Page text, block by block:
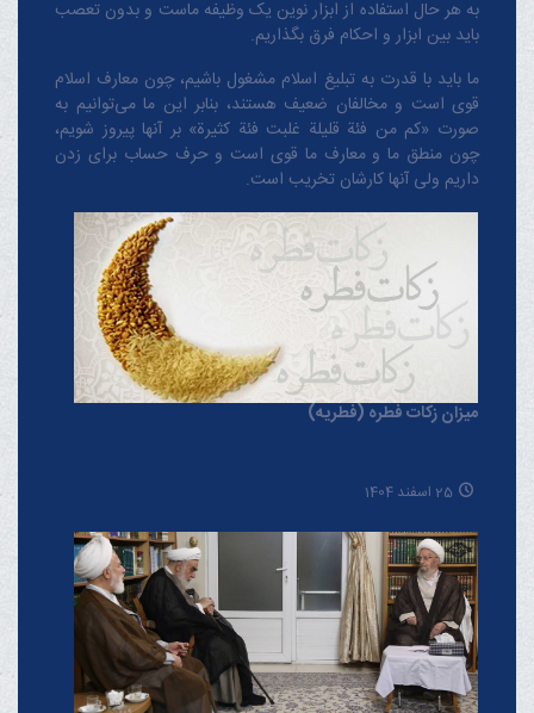
به هر حال استفاده از ابزار نوین یک وظیفه ماست و بدون تعصب
باید بین ابزار و احکام فرق بگذاریم.
ما باید با قدرت به تبلیغ اسلام مشغول باشیم، چون معارف اسلام
قوی است و مخالفان ضعیف هستند، بنابر این ما می‌توانیم به
صورت «کم من فئة قلیلة غلبت فئة کثیرة» بر آنها پیروز شویم،
چون منطق‌ ما و معارف ‌ما قوی است و حرف حساب برای زدن
داریم ولی آنها کارشان تخریب است.
میزان زکات فطره (فطریه)
25 اسفند 1404